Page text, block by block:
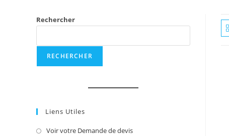
Rechercher
RECHERCHER
Liens Utiles
Voir votre Demande de devisS’ouvre